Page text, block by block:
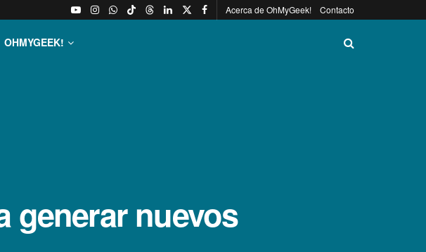
Acerca de OhMyGeek! Contacto
OHMYGEEK!
generar nuevos